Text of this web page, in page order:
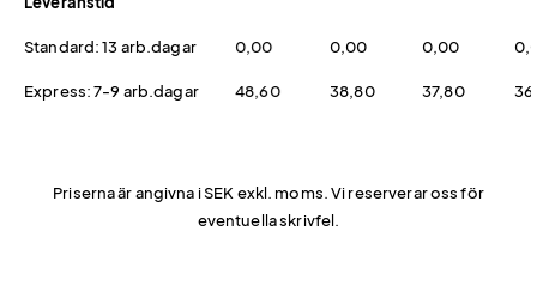
Standard: 13 arb.dagar 0,00 0,00 0,00
Express: 7-9 arb.dagar 48,60 38,80 37,80
Priserna är angivna i SEK exkl. moms. Vi reserverar oss för
eventuella skrivfel.